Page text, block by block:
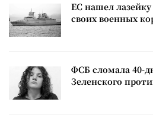
ЕС нашел
своих военных
ФСБ сломала 40-
Зеленского